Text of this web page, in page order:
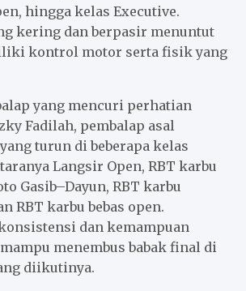
hingga kelas Executive.
kering dan berpasir menuntut
kontrol motor serta fisik yang
yang mencuri perhatian
Fadilah, pembalap asal
turun di beberapa kelas
Langsir Open, RBT karbu
Gasib–Dayun, RBT karbu
RBT karbu bebas open.
dan kemampuan
menembus babak final di
diikutinya.